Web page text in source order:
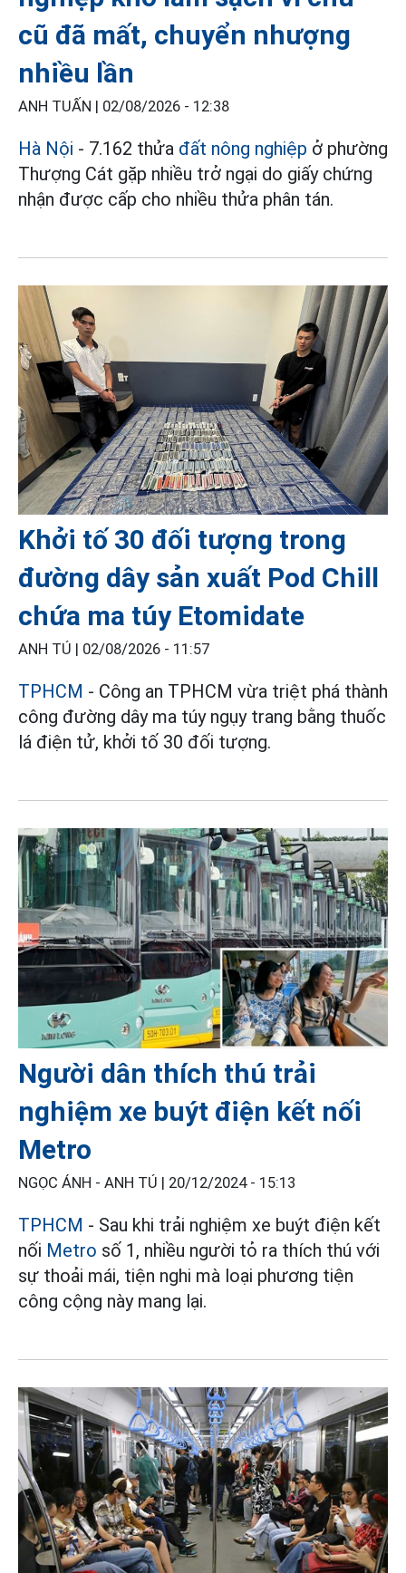
cũ đã mất, chuyển nhượng
nhiều lần
ANH TUẤN | 02/08/2026 - 12:38
Hà Nội - 7.162 thửa đất nông nghiệp ở phường
Thượng Cát gặp nhiều trở ngại do giấy chứng
nhận được cấp cho nhiều thửa phân tán.
Khởi tố 30 đối tượng trong
đường dây sản xuất Pod Chill
chứa ma túy Etomidate
ANH TÚ | 02/08/2026 - 11:57
TPHCM - Công an TPHCM vừa triệt phá thành
công đường dây ma túy ngụy trang bằng thuốc
lá điện tử, khởi tố 30 đối tượng.
Người dân thích thú trải
nghiệm xe buýt điện kết nối
Metro
NGỌC ÁNH - ANH TÚ | 20/12/2024 - 15:13
TPHCM - Sau khi trải nghiệm xe buýt điện kết
nối Metro số 1, nhiều người tỏ ra thích thú với
sự thoải mái, tiện nghi mà loại phương tiện
công cộng này mang lại.